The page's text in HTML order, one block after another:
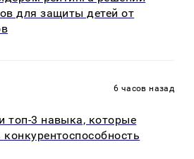
для защиты детей от
6 часов назад
топ-3 навыка, которые